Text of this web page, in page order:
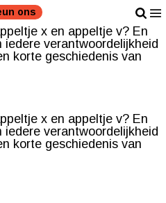
x en appeltje v? En
verantwoordelijkheid
korte geschiedenis van
x en appeltje v? En
verantwoordelijkheid
korte geschiedenis van
ons